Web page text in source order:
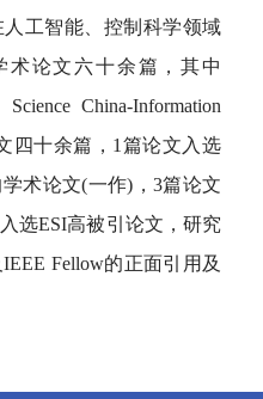
工智能、控制科学领域
术论文六十余篇，其中
China-Information
四十余篇，1篇论文入选
术论文(一作)，3篇论文
选ESI高被引论文，研究
Fellow的正面引用及